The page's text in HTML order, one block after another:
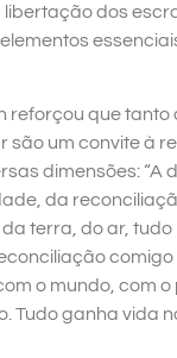
libertação dos
reforçou que tanto
são um convite à
dimensões: “A
da
terra, do ar, tudo
comigo
o mundo, com
Tudo ganha vida